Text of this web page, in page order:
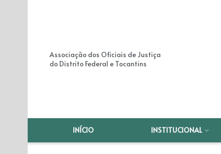
Associação dos Oficiais de Justiça
do Distrito Federal e Tocantins
INÍCIO INSTITUCIONAL